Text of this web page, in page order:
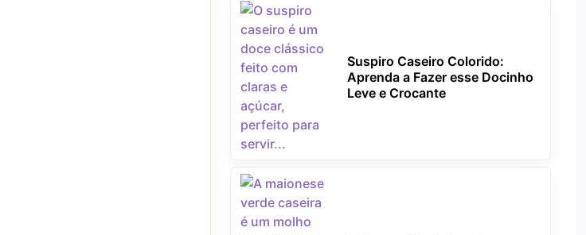
Suspiro Caseiro Colorido:
Aprenda a Fazer esse Docinho
Leve e Crocante